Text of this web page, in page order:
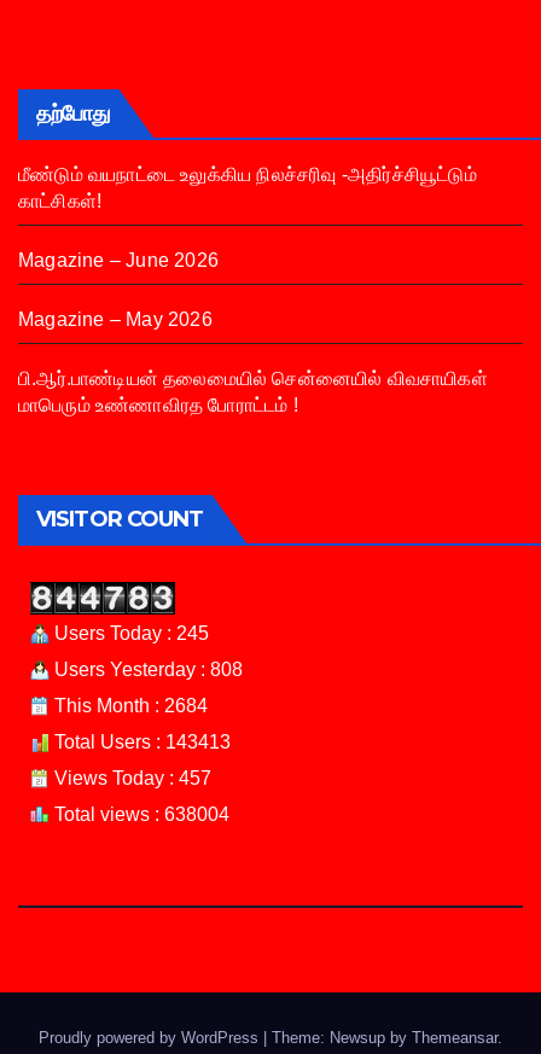
தற்போது
மீண்டும் வயநாட்டை உலுக்கிய நிலச்சரிவு -அதிர்ச்சியூட்டும்
காட்சிகள்!
Magazine – June 2026
Magazine – May 2026
பி.ஆர்.பாண்டியன் தலைமையில் சென்னையில் விவசாயிகள்
மாபெரும் உண்ணாவிரத போராட்டம் !
VISITOR COUNT
Users Today : 245
Users Yesterday : 808
This Month : 2684
Total Users : 143413
Views Today : 457
Total views : 638004
Proudly powered by WordPress | Theme: Newsup by Themeansar.